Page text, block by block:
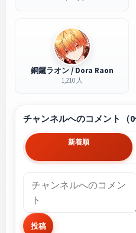
銅鑼ラオン / Dora Raon
1,210 人
チャンネルへのコメント（0
新着順
投稿